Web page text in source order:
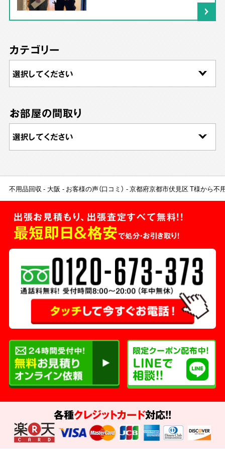
カテゴリー
お部屋の間取り
不用品回収 大阪 お客様の声（口コミ） 京都府京都市伏見区 T様から不
出張お見積もり、出張査定すべて無料!!
最短即日＆格安で処分・お引き取り！
各種クレジットカード対応!!